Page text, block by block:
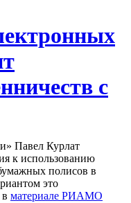
с
Павел Курлат
к использованию
полисов в
это
материале РИАМО